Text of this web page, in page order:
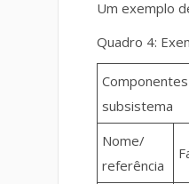
Um exemplo
Quadro 4:
subsistema
Nome/
referência